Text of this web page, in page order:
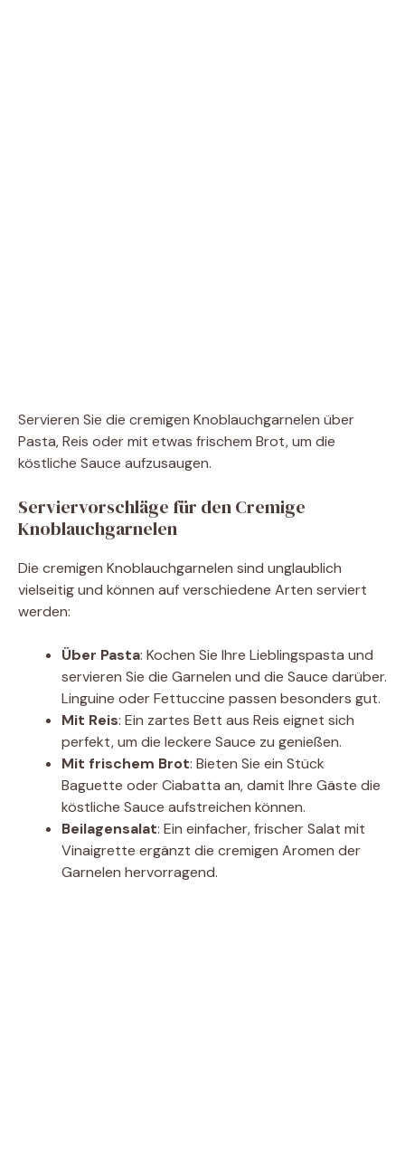
Servieren Sie die cremigen Knoblauchgarnelen über
Pasta, Reis oder mit etwas frischem Brot, um die
köstliche Sauce aufzusaugen.
Serviervorschläge für den Cremige
Knoblauchgarnelen
Die cremigen Knoblauchgarnelen sind unglaublich
vielseitig und können auf verschiedene Arten serviert
werden:
Über Pasta: Kochen Sie Ihre Lieblingspasta und
servieren Sie die Garnelen und die Sauce darüber.
Linguine oder Fettuccine passen besonders gut.
Mit Reis: Ein zartes Bett aus Reis eignet sich
perfekt, um die leckere Sauce zu genießen.
Mit frischem Brot: Bieten Sie ein Stück
Baguette oder Ciabatta an, damit Ihre Gäste die
köstliche Sauce aufstreichen können.
Beilagensalat: Ein einfacher, frischer Salat mit
Vinaigrette ergänzt die cremigen Aromen der
Garnelen hervorragend.